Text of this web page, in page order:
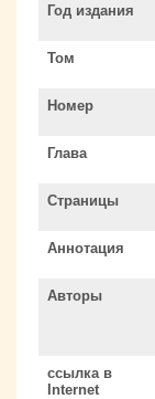
Год издания
Том
Номер
Глава
Страницы
Аннотация
Авторы
ссылка в
Internet